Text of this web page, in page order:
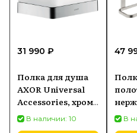
31 990 ₽
Полка для душа
AXOR Universal
Accessories, хром
42802000
В наличии: 10
47
В